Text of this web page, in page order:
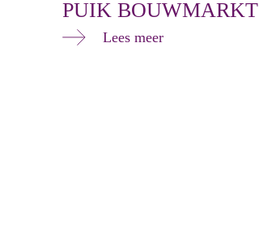
PUIK BOUWMARKT
Lees meer